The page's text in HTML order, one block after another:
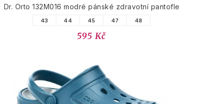
Dr. Orto 132M016 modré pánské zdravotní pantofle
43 44 45 47 48
595 Kč